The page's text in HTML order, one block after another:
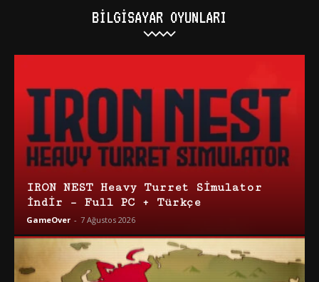
BILGISAYAR OYUNLARI
IRON NEST Heavy Turret Simulator
İndir – Full PC + Türkçe
GameOver - 7 Ağustos 2026